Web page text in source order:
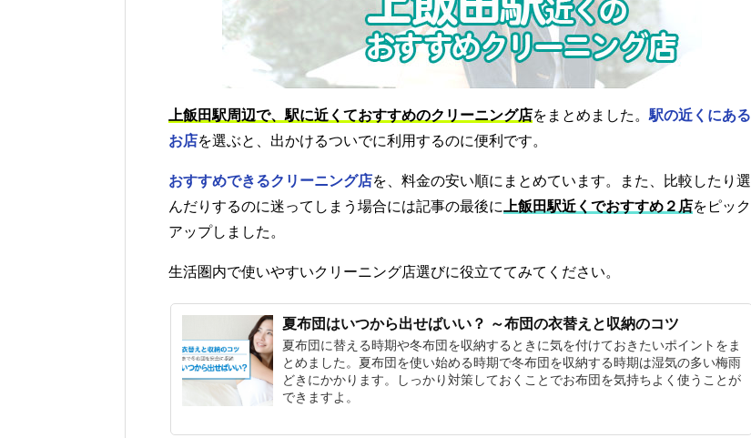
上飯田駅周辺で、駅に近くておすすめのクリーニング店をまとめました。 駅の近くにある
お店を選ぶと、出かけるついでに利用するのに便利です。
おすすめできるクリーニング店を、料金の安い順にまとめています。また、比較したり選
んだりするのに迷ってしまう場合には記事の最後に
上飯田駅近くでおすすめ２店をピック
アップしました。
生活圏内で使いやすいクリーニング店選びに役立ててみてください。
夏布団はいつから出せばいい？ ～布団の衣替えと収納のコツ
夏布団に替える時期や冬布団を収納するときに気を付けておきたいポイントをま
とめました。夏布団を使い始める時期で冬布団を収納する時期は湿気の多い梅雨
どきにかかります。しっかり対策しておくことでお布団を気持ちよく使うことが
できますよ。